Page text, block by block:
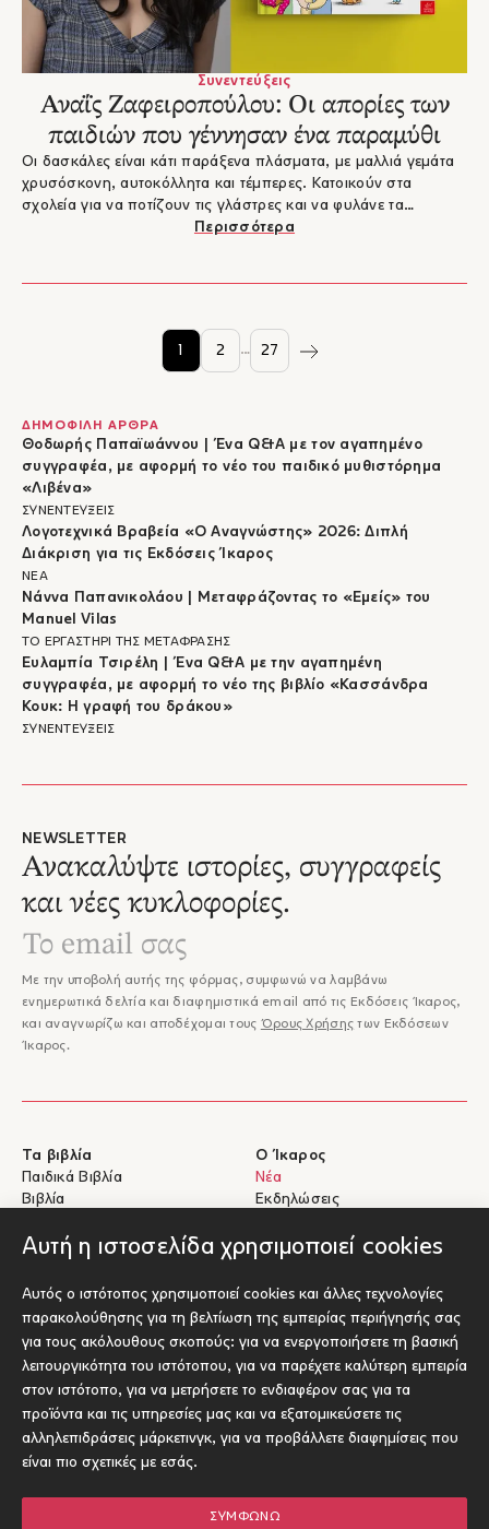
Αυτή η ιστοσελίδα χρησιμοποιεί cookies
Αυτός ο ιστότοπος χρησιμοποιεί cookies και άλλες τεχνολογίες
παρακολούθησης για τη βελτίωση της εμπειρίας περιήγησής σας
για τους ακόλουθους σκοπούς: για να ενεργοποιήσετε τη βασική
λειτουργικότητα του ιστότοπου, για να παρέχετε καλύτερη εμπειρία
στον ιστότοπο, για να μετρήσετε το ενδιαφέρον σας για τα
προϊόντα και τις υπηρεσίες μας και να εξατομικεύσετε τις
αλληλεπιδράσεις μάρκετινγκ, για να προβάλλετε διαφημίσεις που
είναι πιο σχετικές με εσάς.
ΣΥΜΦΩΝΏ
Συνεντεύξεις
Αναΐς Ζαφειροπούλου: Οι απορίες των
παιδιών που γέννησαν ένα παραμύθι
Οι δασκάλες είναι κάτι παράξενα πλάσματα, με μαλλιά γεμάτα
χρυσόσκονη, αυτοκόλλητα και τέμπερες. Κατοικούν στα
σχολεία για να ποτίζουν τις γλάστρες και να φυλάνε τα
πράγματα. Αυτές δεν πάνε ποτέ διακοπές αλλά περιμένουν τα
εικόνες του Βασίλη Κουτσογιάννη.
Περισσότερα
1 2 … 27
ΔΗΜΟΦΙΛΗ ΑΡΘΡΑ
Θοδωρής Παπαϊωάννου | Ένα Q&A με τον αγαπημένο
συγγραφέα, με αφορμή το νέο του παιδικό μυθιστόρημα
«Λιβένα»
ΣΥΝΕΝΤΕΥΞΕΙΣ
Λογοτεχνικά Βραβεία «Ο Αναγνώστης» 2026: Διπλή
Διάκριση για τις Εκδόσεις Ίκαρος
ΝΕΑ
Νάννα Παπανικολάου | Μεταφράζοντας το «Εμείς» του
Manuel Vilas
ΤΟ ΕΡΓΑΣΤΗΡΙ ΤΗΣ ΜΕΤΑΦΡΑΣΗΣ
Ευλαμπία Τσιρέλη | Ένα Q&A με την αγαπημένη
συγγραφέα, με αφορμή το νέο της βιβλίο «Κασσάνδρα
Κουκ: Η γραφή του δράκου»
ΣΥΝΕΝΤΕΥΞΕΙΣ
NEWSLETTER
Ανακαλύψτε ιστορίες, συγγραφείς
και νέες κυκλοφορίες.
Με την υποβολή αυτής της φόρμας, συμφωνώ να λαμβάνω
ενημερωτικά δελτία και διαφημιστικά email από τις Εκδόσεις Ίκαρος,
και αναγνωρίζω και αποδέχομαι τους Όρους Χρήσης των Εκδόσεων
Ίκαρος.
Τα βιβλία
Παιδικά Βιβλία
Βιβλία
Ο Ίκαρος
Νέα
Εκδηλώσεις
Βοήθεια
Αποστολές & Επιστροφές
Πληρωμές & Ασφάλεια
Σχετικά με τα eBooks
Επικοινωνία
Για Συγγραφείς
Υποβολή έργου προς έκδοση
Socials